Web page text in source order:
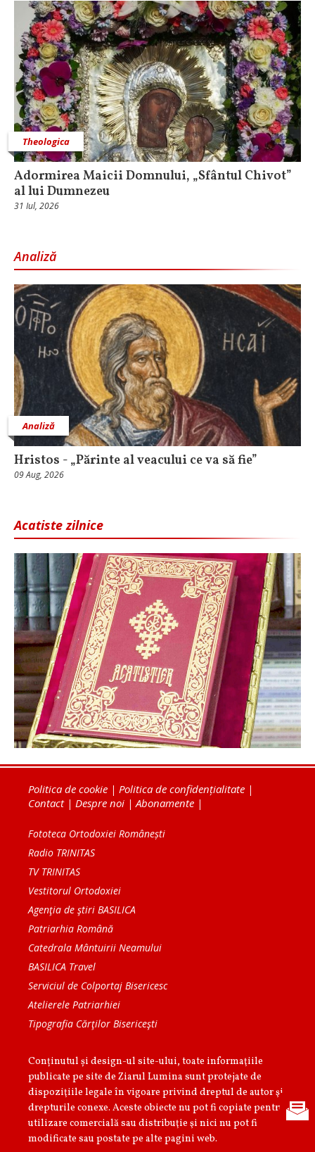
Theologica
Adormirea Maicii Domnului, „Sfântul Chivot”
al lui Dumnezeu
31 Iul, 2026
Analiză
Analiză
Hristos - „Părinte al veacului ce va să fie”
09 Aug, 2026
Acatiste zilnice
Politica de cookie | Politica de confidențialitate |
Contact| Despre noi | Abonamente |
Fototeca Ortodoxiei Românești
Radio TRINITAS
TV TRINITAS
Vestitorul Ortodoxiei
Agenţia de ştiri BASILICA
Patriarhia Română
Catedrala Mântuirii Neamului
BASILICA Travel
Serviciul de Colportaj Bisericesc
Atelierele Patriarhiei
Tipografia Cărţilor Bisericeşti
Conținutul și design-ul site-ului, toate informaţiile
publicate pe site de Ziarul Lumina sunt protejate de
dispoziţiile legale în vigoare privind dreptul de autor şi
drepturile conexe. Aceste obiecte nu pot fi copiate pentru
utilizare comercială sau distribuţie şi nici nu pot fi
modificate sau postate pe alte pagini web.